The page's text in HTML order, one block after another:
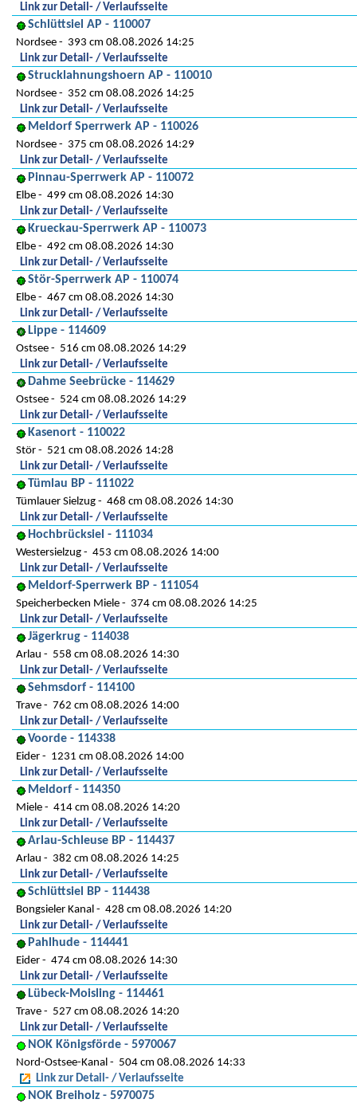
Link zur Detail- / Verlaufsseite
Schlüttsiel AP - 110007
Nordsee
393 cm 08.08.2026 14:25
Link zur Detail- / Verlaufsseite
Strucklahnungshoern AP - 110010
Nordsee
352 cm 08.08.2026 14:25
Link zur Detail- / Verlaufsseite
Meldorf Sperrwerk AP - 110026
Nordsee
375 cm 08.08.2026 14:29
Link zur Detail- / Verlaufsseite
Pinnau-Sperrwerk AP - 110072
Elbe
499 cm 08.08.2026 14:30
Link zur Detail- / Verlaufsseite
Krueckau-Sperrwerk AP - 110073
Elbe
492 cm 08.08.2026 14:30
Link zur Detail- / Verlaufsseite
Stör-Sperrwerk AP - 110074
Elbe
467 cm 08.08.2026 14:30
Link zur Detail- / Verlaufsseite
Lippe - 114609
Ostsee
516 cm 08.08.2026 14:29
Link zur Detail- / Verlaufsseite
Dahme Seebrücke - 114629
Ostsee
524 cm 08.08.2026 14:29
Link zur Detail- / Verlaufsseite
Kasenort - 110022
Stör
521 cm 08.08.2026 14:28
Link zur Detail- / Verlaufsseite
Tümlau BP - 111022
Tümlauer Sielzug
468 cm 08.08.2026 14:30
Link zur Detail- / Verlaufsseite
Hochbrücksiel - 111034
Westersielzug
453 cm 08.08.2026 14:00
Link zur Detail- / Verlaufsseite
Meldorf-Sperrwerk BP - 111054
Speicherbecken Miele
374 cm 08.08.2026 14:25
Link zur Detail- / Verlaufsseite
Jägerkrug - 114038
Arlau
558 cm 08.08.2026 14:30
Link zur Detail- / Verlaufsseite
Sehmsdorf - 114100
Trave
762 cm 08.08.2026 14:00
Link zur Detail- / Verlaufsseite
Voorde - 114338
Eider
1231 cm 08.08.2026 14:00
Link zur Detail- / Verlaufsseite
Meldorf - 114350
Miele
414 cm 08.08.2026 14:20
Link zur Detail- / Verlaufsseite
Arlau-Schleuse BP - 114437
Arlau
382 cm 08.08.2026 14:25
Link zur Detail- / Verlaufsseite
Schlüttsiel BP - 114438
Bongsieler Kanal
428 cm 08.08.2026 14:20
Link zur Detail- / Verlaufsseite
Pahlhude - 114441
Eider
474 cm 08.08.2026 14:30
Link zur Detail- / Verlaufsseite
Lübeck-Moisling - 114461
Trave
527 cm 08.08.2026 14:20
Link zur Detail- / Verlaufsseite
NOK Königsförde - 5970067
Nord-Ostsee-Kanal
504 cm 08.08.2026 14:33
Link zur Detail- / Verlaufsseite
NOK Breiholz - 5970075